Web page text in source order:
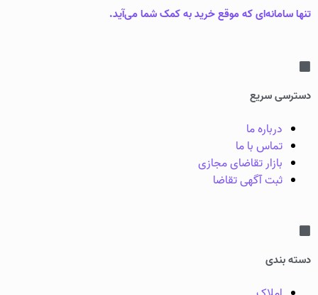
تنها سامانه‌ای که موقع خرید به کمک شما می‌آید.
دسترسی سریع
درباره ما
تماس با ما
بازار تقاضای مجازی
ثبت آگهی تقاضا
دسته بندی